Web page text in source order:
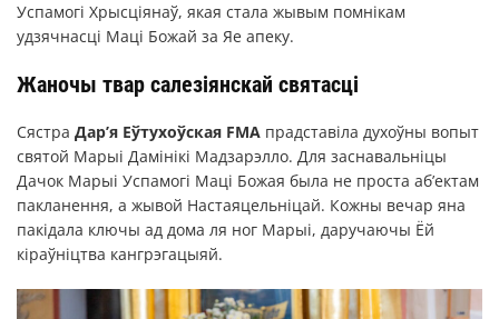
Успамогі Хрысціянаў, якая стала жывым помнікам
удзячнасці Маці Божай за Яе апеку.
Жаночы твар салезіянскай святасці
Сястра Дар’я Еўтухоўская FMA прадставіла духоўны вопыт
святой Марыі Дамінікі Мадзарэлло. Для заснавальніцы
Дачок Марыі Успамогі Маці Божая была не проста аб’ектам
пакланення, а жывой Настаяцельніцай. Кожны вечар яна
пакідала ключы ад дома ля ног Марыі, даручаючы Ёй
кіраўніцтва кангрэгацыяй.